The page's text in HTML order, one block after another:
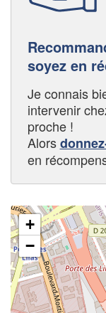
soyez en
Je connais
intervenir
proche !
Alors
en
+
−